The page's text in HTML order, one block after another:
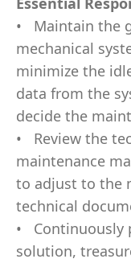
• Maintain the
mechanical syst
minimize the idl
data from the sy
decide the maint
• Review the t
maintenance m
to adjust to the
technical docum
• Continuously
solution,